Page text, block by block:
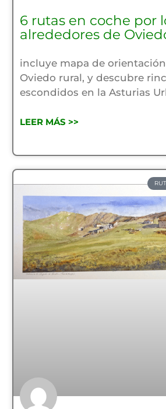
6 rutas en coche por
alrededores de
incluye mapa de
Oviedo rural, y descubre
escondidos en la Asturias
LEER MÁS >>